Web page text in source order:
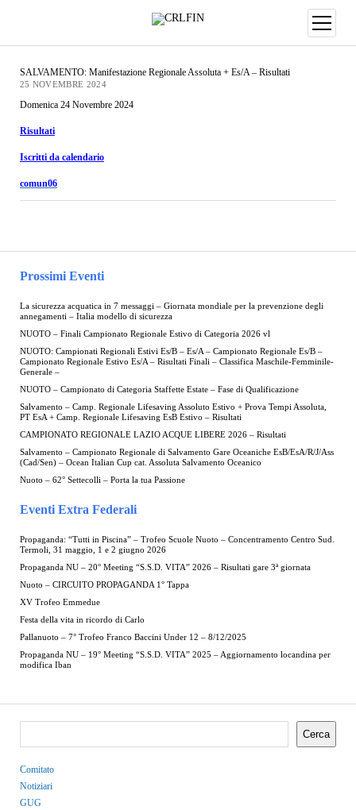
Prossimi Eventi
La sicurezza acquatica in 7 messaggi – Giornata mondiale per la prevenzione degli
annegamenti – Italia modello di sicurezza
NUOTO – Finali Campionato Regionale Estivo di Categoria 2026 vl
NUOTO: Campionati Regionali Estivi Es/B – Es/A – Campionato Regionale Es/B –
Campionato Regionale Estivo Es/A – Risultati Finali – Classifica Maschile-Femminile-
Generale –
NUOTO – Campionato di Categoria Staffette Estate – Fase di Qualificazione
Salvamento – Camp. Regionale Lifesaving Assoluto Estivo + Prova Tempi Assoluta,
PT EsA + Camp. Regionale Lifesaving EsB Estivo – Risultati
CAMPIONATO REGIONALE LAZIO ACQUE LIBERE 2026 – Risultati
Salvamento – Campionato Regionale di Salvamento Gare Oceaniche EsB/EsA/R/J/Ass
(Cad/Sen) – Ocean Italian Cup cat. Assoluta Salvamento Oceanico
Nuoto – 62° Settecolli – Porta la tua Passione
Eventi Extra Federali
Propaganda: “Tutti in Piscina” – Trofeo Scuole Nuoto – Concentramento Centro Sud.
Termoli, 31 maggio, 1 e 2 giugno 2026
Propaganda NU – 20° Meeting “S.S.D. VITA” 2026 – Risultati gare 3ª giornata
Nuoto – CIRCUITO PROPAGANDA 1° Tappa
XV Trofeo Emmedue
Festa della vita in ricordo di Carlo
Pallanuoto – 7° Trofeo Franco Baccini Under 12 – 8/12/2025
Propaganda NU – 19° Meeting “S.S.D. VITA” 2025 – Aggiornamento locandina per
modifica Iban
SALVAMENTO: Manifestazione Regionale Assoluta + Es/A – Risultati
25 NOVEMBRE 2024
Domenica 24 Novembre 2024
Risultati
Iscritti da calendario
comun06
Cerca
Comitato
Notiziari
GUG